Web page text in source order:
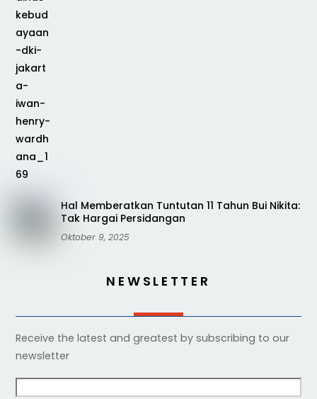
Hal Memberatkan Tuntutan 11 Tahun Bui Nikita:
Tak Hargai Persidangan
Oktober 9, 2025
NEWSLETTER
Receive the latest and greatest by subscribing to our
newsletter